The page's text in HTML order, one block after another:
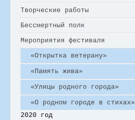
Творческие работы
Бессмертный полк
Мероприятия фестиваля
«Открытка ветерану»
«Память жива»
«Улицы родного города»
«О родном городе в стихах»
2020 год